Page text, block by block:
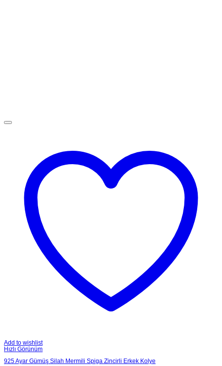
Add to wishlist
Hızlı Görünüm
925 Ayar Gümüş Silah Mermili Spiga Zincirli Erkek Kolye